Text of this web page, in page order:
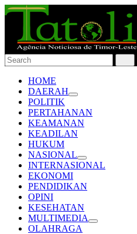
HOME
DAERAH
POLITIK
PERTAHANAN
KEAMANAN
KEADILAN
HUKUM
NASIONAL
INTERNASIONAL
EKONOMI
PENDIDIKAN
OPINI
KESEHATAN
MULTIMEDIA
OLAHRAGA